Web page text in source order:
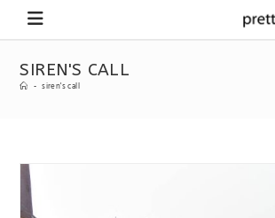
SIREN'S CALL
- siren's call